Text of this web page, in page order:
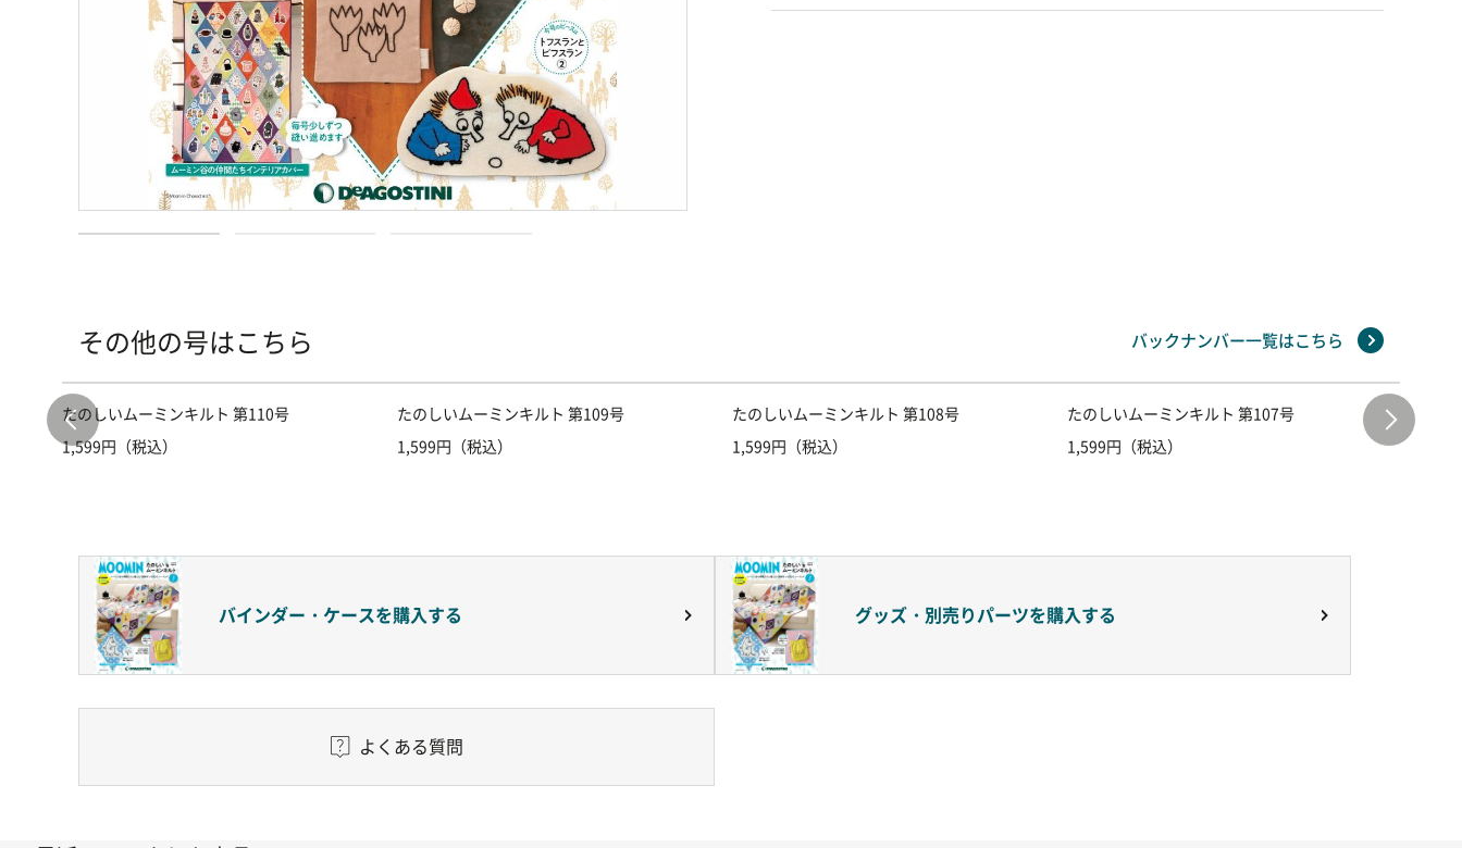
その他の号はこちら
たのしいムーミンキルト 第110号
1,599円（税込）
たのしいムーミンキルト 第109号
1,599円（税込）
たのしいムーミンキルト 第108号
1,599円（税込）
たのしいムーミンキルト 第107号
1,599円（税込）
たのし
1,599円
バックナンバー一覧はこちら
バインダー・ケースを購入する グッズ・別売りパーツを購入する
よくある質問